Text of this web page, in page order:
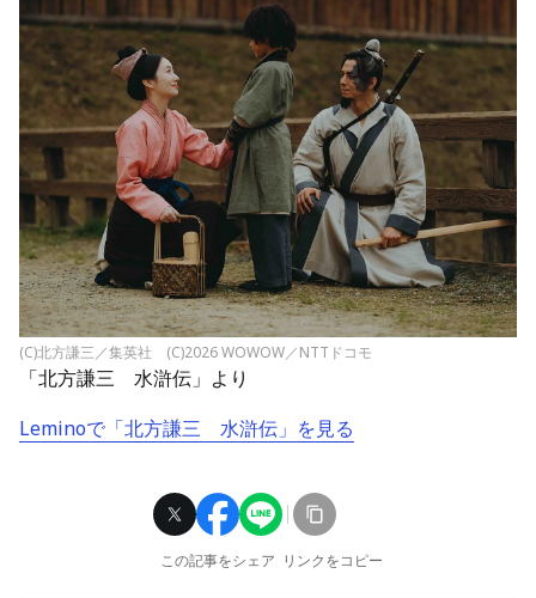
(C)北方謙三／集英社 (C)2026 WOWOW／NTTドコモ
「北方謙三 水滸伝」より
Leminoで「北方謙三 水滸伝」を見る
この記事をシェア リンクをコピー